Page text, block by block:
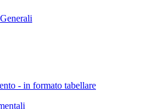
- in formato tabellare